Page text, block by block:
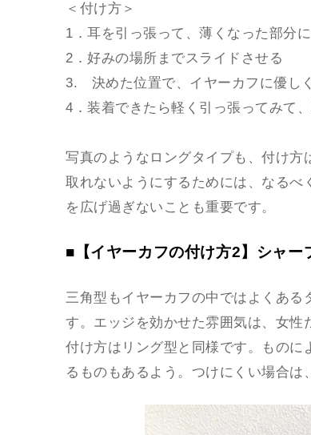
＜付け方＞
1．耳を引っ張って、薄くなった部分
2．好みの場所までスライドさせる
3. 決めた位置で、イヤーカフに優し
4．装着できたら軽く引っ張ってみて
写真のようなロングタイプも、付け方
取れないようにするためには、なるべ
を広げ過ぎないことも重要です。
■【イヤーカフの付け方2】シャー
三角型もイヤーカフの中ではよくある
す。エッジを効かせた雰囲気は、女性
付け方はリング型と同様です。もの
るものもあるよう。つけにくい場合は